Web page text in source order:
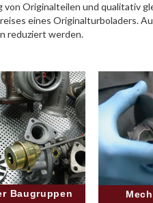
von Originalteilen und qualitativ
eines Originalturboladers.
reduziert werden.
Baugruppen